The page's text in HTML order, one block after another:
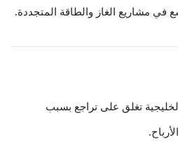
مشاريع الغاز والطاقة المتجددة.
تغلق على تراجع بسبب